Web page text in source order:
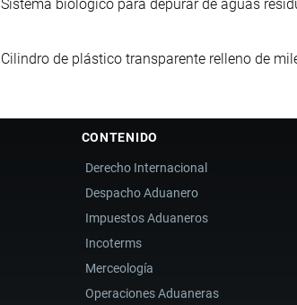
Sistema biológico para depurar de aguas
Cilindro de plástico transparente relleno de
CONTENIDO
Derecho Internacional
Despacho Aduanero
Impuestos Aduaneros
Incoterms
Merceología
Operaciones Aduaneras